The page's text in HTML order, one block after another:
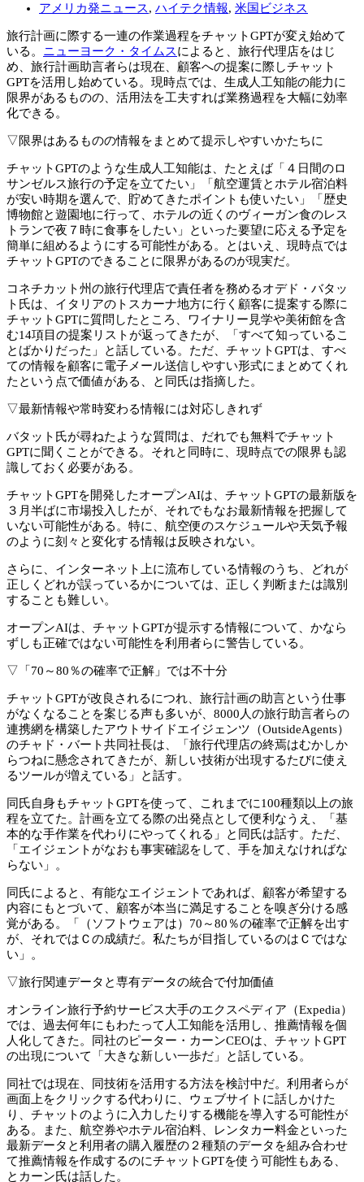
アメリカ発ニュース, ハイテク情報, 米国ビジネス
旅行計画に際する一連の作業過程をチャットGPTが変え始めて
いる。 ニューヨーク・タイムスによると、旅行代理店をはじ
め、旅行計画助言者らは現在、顧客への提案に際しチャット
GPTを活用し始めている。現時点では、生成人工知能の能力に
限界があるものの、活用法を工夫すれば業務過程を大幅に効率
化できる。
▽限界はあるものの情報をまとめて提示しやすいかたちに
チャットGPTのような生成人工知能は、たとえば「４日間のロ
サンゼルス旅行の予定を立てたい」「航空運賃とホテル宿泊料
が安い時期を選んで、貯めてきたポイントも使いたい」「歴史
博物館と遊園地に行って、ホテルの近くのヴィーガン食のレス
トランで夜７時に食事をしたい」といった要望に応える予定を
簡単に組めるようにする可能性がある。とはいえ、現時点では
チャットGPTのできることに限界があるのが現実だ。
コネチカット州の旅行代理店で責任者を務めるオデド・バタッ
ト氏は、イタリアのトスカーナ地方に行く顧客に提案する際に
チャットGPTに質問したところ、ワイナリー見学や美術館を含
む14項目の提案リストが返ってきたが、「すべて知っているこ
とばかりだった」と話している。ただ、チャットGPTは、すべ
ての情報を顧客に電子メール送信しやすい形式にまとめてくれ
たという点で価値がある、と同氏は指摘した。
▽最新情報や常時変わる情報には対応しきれず
バタット氏が尋ねたような質問は、だれでも無料でチャット
GPTに聞くことができる。それと同時に、現時点での限界も認
識しておく必要がある。
チャットGPTを開発したオープンAIは、チャットGPTの最新版を
３月半ばに市場投入したが、それでもなお最新情報を把握して
いない可能性がある。特に、航空便のスケジュールや天気予報
のように刻々と変化する情報は反映されない。
さらに、インターネット上に流布している情報のうち、どれが
正しくどれが誤っているかについては、正しく判断または識別
することも難しい。
オープンAIは、チャットGPTが提示する情報について、かなら
ずしも正確ではない可能性を利用者らに警告している。
▽「70～80％の確率で正解」では不十分
チャットGPTが改良されるにつれ、旅行計画の助言という仕事
がなくなることを案じる声も多いが、8000人の旅行助言者らの
連携網を構築したアウトサイドエイジェンツ（OutsideAgents）
のチャド・バート共同社長は、「旅行代理店の終焉はむかしか
らつねに懸念されてきたが、新しい技術が出現するたびに使え
るツールが増えている」と話す。
同氏自身もチャットGPTを使って、これまでに100種類以上の旅
程を立てた。計画を立てる際の出発点として便利なうえ、「基
本的な手作業を代わりにやってくれる」と同氏は話す。ただ、
「エイジェントがなおも事実確認をして、手を加えなければな
らない」。
同氏によると、有能なエイジェントであれば、顧客が希望する
内容にもとづいて、顧客が本当に満足することを嗅ぎ分ける感
覚がある。「（ソフトウェアは）70～80％の確率で正解を出す
が、それではＣの成績だ。私たちが目指しているのはＣではな
い」。
▽旅行関連データと専有データの統合で付加価値
オンライン旅行予約サービス大手のエクスペディア（Expedia）
では、過去何年にもわたって人工知能を活用し、推薦情報を個
人化してきた。同社のピーター・カーンCEOは、チャットGPT
の出現について「大きな新しい一歩だ」と話している。
同社では現在、同技術を活用する方法を検討中だ。利用者らが
画面上をクリックする代わりに、ウェブサイトに話しかけた
り、チャットのように入力したりする機能を導入する可能性が
ある。また、航空券やホテル宿泊料、レンタカー料金といった
最新データと利用者の購入履歴の２種類のデータを組み合わせ
て推薦情報を作成するのにチャットGPTを使う可能性もある、
とカーン氏は話した。